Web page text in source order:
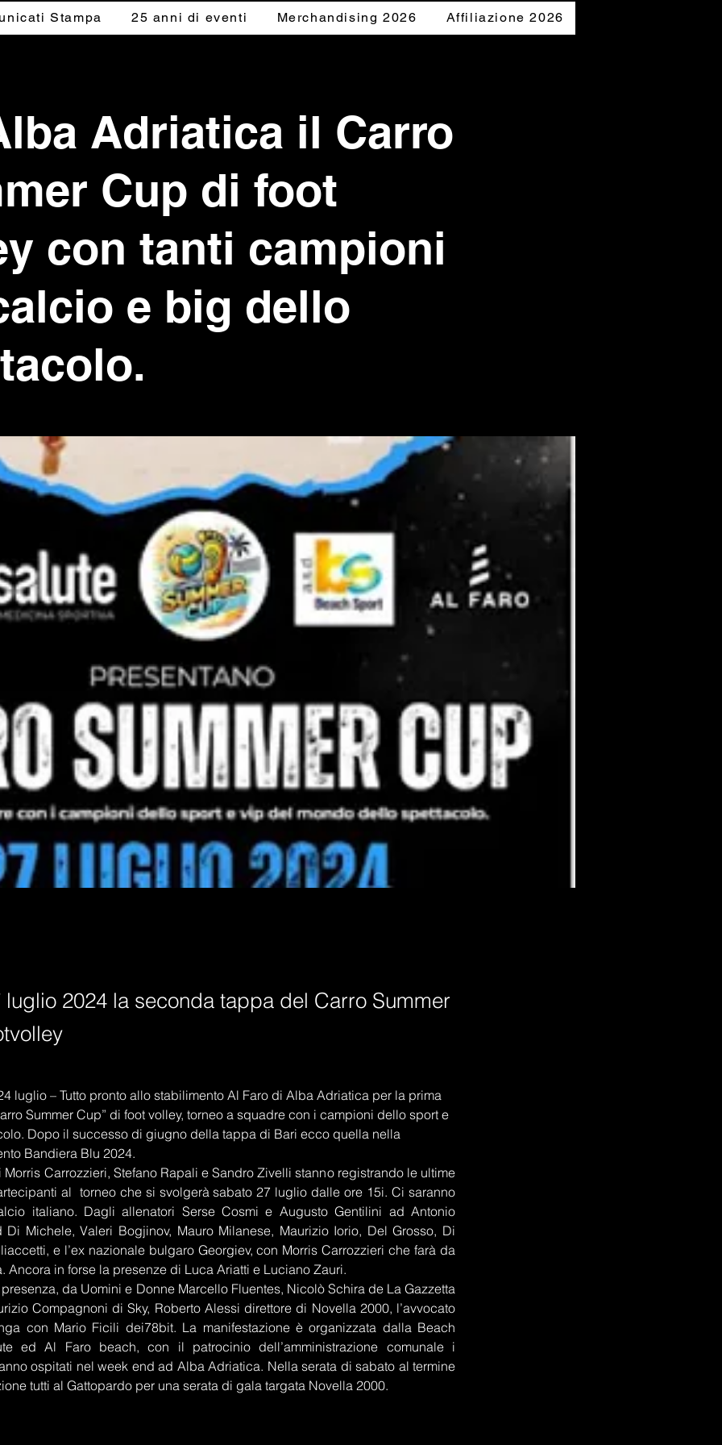
Stampa 25 anni di eventi Merchandising 2026 Affiliazione 2026
Adriatica il Carro
Cup di foot
con tanti campioni
e big dello
luglio 2024 la seconda tappa del Carro Summer
luglio – Tutto pronto allo stabilimento Al Faro di Alba Adriatica per la prima
Summer Cup” di foot volley, torneo a squadre con i campioni dello sport e
Dopo il successo di giugno della tappa di Bari ecco quella nella
Bandiera Blu 2024.
Carrozzieri, Stefano Rapali e Sandro Zivelli stanno registrando le ultime
al  torneo che si svolgerà sabato 27 luglio dalle ore 15i. Ci saranno
italiano. Dagli allenatori Serse Cosmi e Augusto Gentilini ad Antonio
Di Michele, Valeri Bogjinov, Mauro Milanese, Maurizio Iorio, Del Grosso, Di
e l’ex nazionale bulgaro Georgiev, con Morris Carrozzieri che farà da
Ancora in forse la presenze di Luca Ariatti e Luciano Zauri.
da Uomini e Donne Marcello Fluentes, Nicolò Schira de La Gazzetta
Compagnoni di Sky, Roberto Alessi direttore di Novella 2000, l’avvocato
con Mario Ficili dei78bit. La manifestazione è organizzata dalla Beach
ed Al Faro beach, con il patrocinio dell’amministrazione comunale i
ospitati nel week end ad Alba Adriatica. Nella serata di sabato al termine
tutti al Gattopardo per una serata di gala targata Novella 2000.